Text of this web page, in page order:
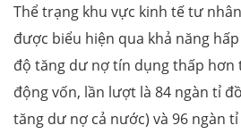
Thể trạng khu vực kinh tế tư
được biểu hiện qua khả năng
độ tăng dư nợ tín dụng thấp hơn
động vốn, lần lượt là 84 ngàn tỉ
tăng dư nợ cả nước) và 96 ngàn